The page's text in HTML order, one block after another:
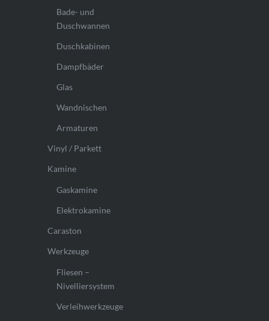
Bade- und
Duschwannen
Duschkabinen
Dampfbäder
Glas
Wandnischen
Armaturen
Vinyl / Parkett
Kamine
Gaskamine
Elektrokamine
Caraston
Werkzeuge
Fliesen –
Nivelliersystem
Verleihwerkzeuge